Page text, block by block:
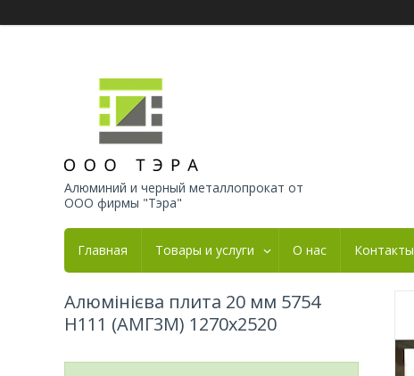
Алюминий и черный металлопрокат от
ООО фирмы "Тэра"
Главная Товары и услуги О нас Контакты
Алюмінієва плита 20 мм 5754
Н111 (АМГ3М) 1270х2520